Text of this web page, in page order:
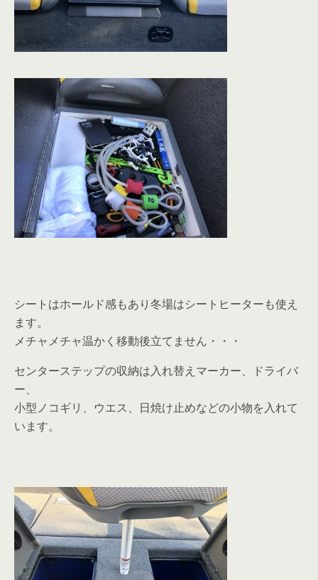
シートはホールド感もあり冬場はシートヒーターも使え
ます。
メチャメチャ温かく移動後立てません・・・
センターステップの収納は入れ替えマーカー、ドライバ
ー、
小型ノコギリ、ウエス、日焼け止めなどの小物を入れて
います。